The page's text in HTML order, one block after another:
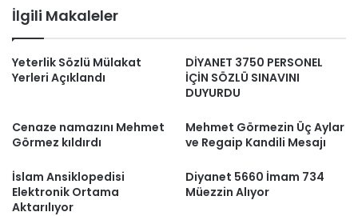
İlgili Makaleler
Yeterlik Sözlü Mülakat
Yerleri Açıklandı
DİYANET 3750 PERSONEL
İÇİN SÖZLÜ SINAVINI
DUYURDU
Cenaze namazını Mehmet
Görmez kıldırdı
Mehmet Görmezin Üç Aylar
ve Regaip Kandili Mesajı
İslam Ansiklopedisi
Elektronik Ortama
Aktarılıyor
Diyanet 5660 İmam 734
Müezzin Alıyor